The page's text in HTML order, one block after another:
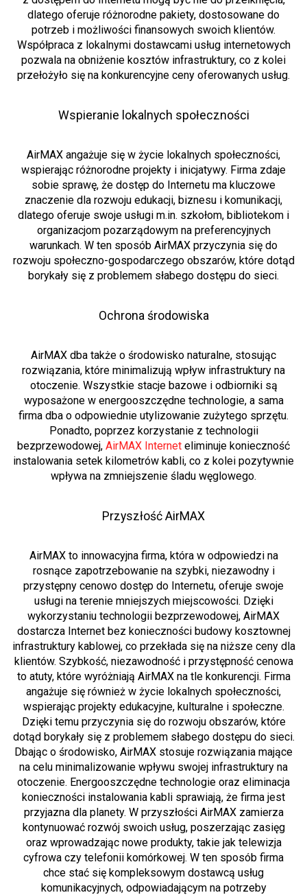
dlatego oferuje różnorodne pakiety, dostosowane do
potrzeb i możliwości finansowych swoich klientów.
Współpraca z lokalnymi dostawcami usług internetowych
pozwala na obniżenie kosztów infrastruktury, co z kolei
przełożyło się na konkurencyjne ceny oferowanych usług.
Wspieranie lokalnych społeczności
AirMAX angażuje się w życie lokalnych społeczności,
wspierając różnorodne projekty i inicjatywy. Firma zdaje
sobie sprawę, że dostęp do Internetu ma kluczowe
znaczenie dla rozwoju edukacji, biznesu i komunikacji,
dlatego oferuje swoje usługi m.in. szkołom, bibliotekom i
organizacjom pozarządowym na preferencyjnych
warunkach. W ten sposób AirMAX przyczynia się do
rozwoju społeczno-gospodarczego obszarów, które dotąd
borykały się z problemem słabego dostępu do sieci.
Ochrona środowiska
AirMAX dba także o środowisko naturalne, stosując
rozwiązania, które minimalizują wpływ infrastruktury na
otoczenie. Wszystkie stacje bazowe i odbiorniki są
wyposażone w energooszczędne technologie, a sama
firma dba o odpowiednie utylizowanie zużytego sprzętu.
Ponadto, poprzez korzystanie z technologii
bezprzewodowej, AirMAX Internet eliminuje konieczność
instalowania setek kilometrów kabli, co z kolei pozytywnie
wpływa na zmniejszenie śladu węglowego.
Przyszłość AirMAX
AirMAX to innowacyjna firma, która w odpowiedzi na
rosnące zapotrzebowanie na szybki, niezawodny i
przystępny cenowo dostęp do Internetu, oferuje swoje
usługi na terenie mniejszych miejscowości. Dzięki
wykorzystaniu technologii bezprzewodowej, AirMAX
dostarcza Internet bez konieczności budowy kosztownej
infrastruktury kablowej, co przekłada się na niższe ceny dla
klientów. Szybkość, niezawodność i przystępność cenowa
to atuty, które wyróżniają AirMAX na tle konkurencji. Firma
angażuje się również w życie lokalnych społeczności,
wspierając projekty edukacyjne, kulturalne i społeczne.
Dzięki temu przyczynia się do rozwoju obszarów, które
dotąd borykały się z problemem słabego dostępu do sieci.
Dbając o środowisko, AirMAX stosuje rozwiązania mające
na celu minimalizowanie wpływu swojej infrastruktury na
otoczenie. Energooszczędne technologie oraz eliminacja
konieczności instalowania kabli sprawiają, że firma jest
przyjazna dla planety. W przyszłości AirMAX zamierza
kontynuować rozwój swoich usług, poszerzając zasięg
oraz wprowadzając nowe produkty, takie jak telewizja
cyfrowa czy telefonii komórkowej. W ten sposób firma
chce stać się kompleksowym dostawcą usług
komunikacyjnych, odpowiadającym na potrzeby